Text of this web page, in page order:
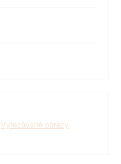
Vyrezávané obrazy